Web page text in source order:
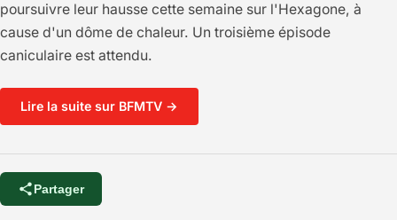
poursuivre leur hausse cette semaine sur l'Hexagone, à
cause d'un dôme de chaleur. Un troisième épisode
caniculaire est attendu.
Lire la suite sur BFMTV →
Partager